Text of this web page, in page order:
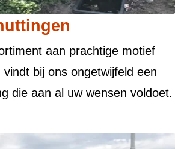
aan prachtige motief
bij ons ongetwijfeld een
die aan al uw wensen voldoet.